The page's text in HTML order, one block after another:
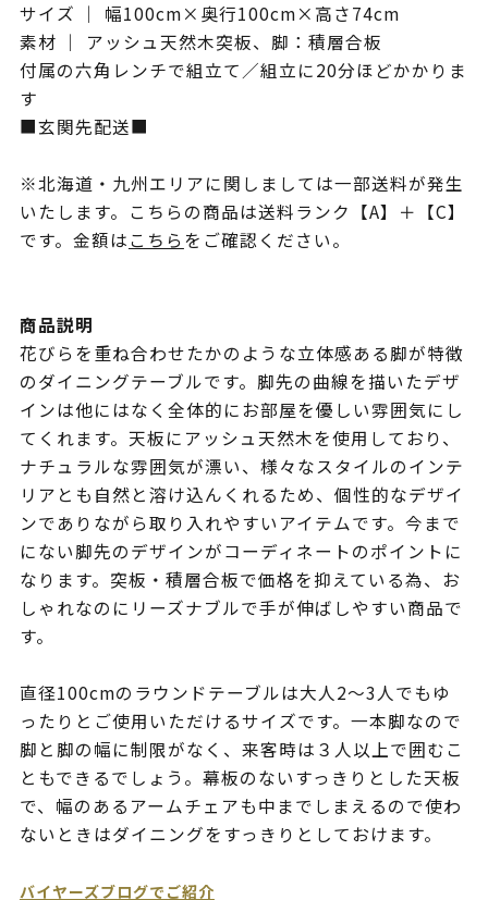
サイズ ｜ 幅100cm×奥行100cm×高さ74cm
素材 ｜ アッシュ天然木突板、脚：積層合板
付属の六角レンチで組立て／組立に20分ほどかかりま
す
■玄関先配送■
※北海道・九州エリアに関しましては一部送料が発生
いたします。こちらの商品は送料ランク【A】＋【C】
です。金額はこちらをご確認ください。
商品説明
花びらを重ね合わせたかのような立体感ある脚が特徴
のダイニングテーブルです。脚先の曲線を描いたデザ
インは他にはなく全体的にお部屋を優しい雰囲気にし
てくれます。天板にアッシュ天然木を使用しており、
ナチュラルな雰囲気が漂い、様々なスタイルのインテ
リアとも自然と溶け込んくれるため、個性的なデザイ
ンでありながら取り入れやすいアイテムです。今まで
にない脚先のデザインがコーディネートのポイントに
なります。突板・積層合板で価格を抑えている為、お
しゃれなのにリーズナブルで手が伸ばしやすい商品で
す。
直径100cmのラウンドテーブルは大人2～3人でもゆ
ったりとご使用いただけるサイズです。一本脚なので
脚と脚の幅に制限がなく、来客時は３人以上で囲むこ
ともできるでしょう。幕板のないすっきりとした天板
で、幅のあるアームチェアも中までしまえるので使わ
ないときはダイニングをすっきりとしておけます。
バイヤーズブログでご紹介